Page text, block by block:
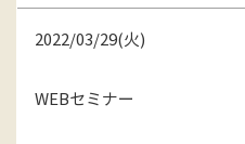
2022/03/29(火)
WEBセミナー